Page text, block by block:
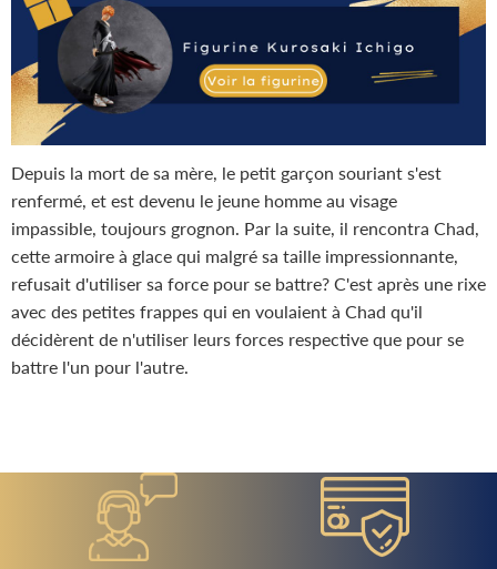
Depuis la mort de sa mère, le petit garçon souriant s'est
renfermé, et est devenu le jeune homme au visage
impassible, toujours grognon. Par la suite, il rencontra Chad,
cette armoire à glace qui malgré sa taille impressionnante,
refusait d'utiliser sa force pour se battre? C'est après une rixe
avec des petites frappes qui en voulaient à Chad qu'il
décidèrent de n'utiliser leurs forces respective que pour se
battre l'un pour l'autre.